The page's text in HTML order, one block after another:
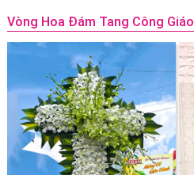
Vòng Hoa Đám Tang Công Giáo